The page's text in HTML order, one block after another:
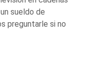
sueldo de
preguntarle si no